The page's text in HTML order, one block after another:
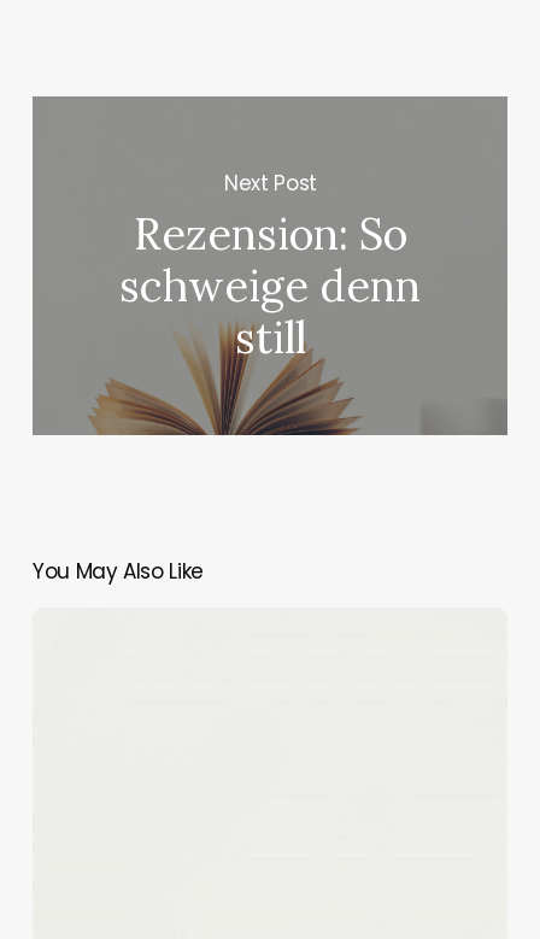
Next Post
Rezension: So
schweige denn
still
You May Also Like